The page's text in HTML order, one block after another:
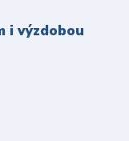
i výzdobou